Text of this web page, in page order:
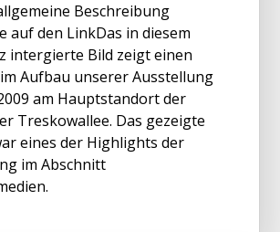
Beschreibung
auf den LinkDas in diesem
intergierte Bild zeigt einen
Aufbau unserer Ausstellung
am Hauptstandort der
Treskowallee. Das gezeigte
eines der Highlights der
im Abschnitt